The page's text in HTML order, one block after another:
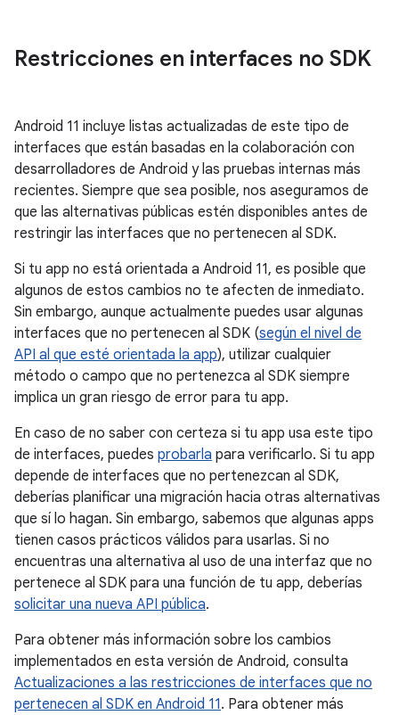
Restricciones en interfaces no SDK
Android 11 incluye listas actualizadas de este tipo de
interfaces que están basadas en la colaboración con
desarrolladores de Android y las pruebas internas más
recientes. Siempre que sea posible, nos aseguramos de
que las alternativas públicas estén disponibles antes de
restringir las interfaces que no pertenecen al SDK.
Si tu app no está orientada a Android 11, es posible que
algunos de estos cambios no te afecten de inmediato.
Sin embargo, aunque actualmente puedes usar algunas
interfaces que no pertenecen al SDK (según el nivel de
API al que esté orientada la app), utilizar cualquier
método o campo que no pertenezca al SDK siempre
implica un gran riesgo de error para tu app.
En caso de no saber con certeza si tu app usa este tipo
de interfaces, puedes probarla para verificarlo. Si tu app
depende de interfaces que no pertenezcan al SDK,
deberías planificar una migración hacia otras alternativas
que sí lo hagan. Sin embargo, sabemos que algunas apps
tienen casos prácticos válidos para usarlas. Si no
encuentras una alternativa al uso de una interfaz que no
pertenece al SDK para una función de tu app, deberías
solicitar una nueva API pública.
Para obtener más información sobre los cambios
implementados en esta versión de Android, consulta
Actualizaciones a las restricciones de interfaces que no
pertenecen al SDK en Android 11. Para obtener más